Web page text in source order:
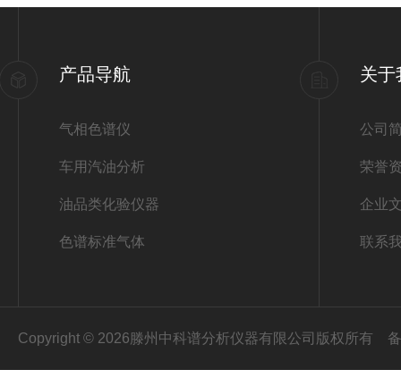
产品导航
气相色谱仪
车用汽油分析
油品类化验仪器
色谱标准气体
关于
公司
荣誉
企业
联系
Copyright © 2026滕州中科谱分析仪器有限公司版权所有